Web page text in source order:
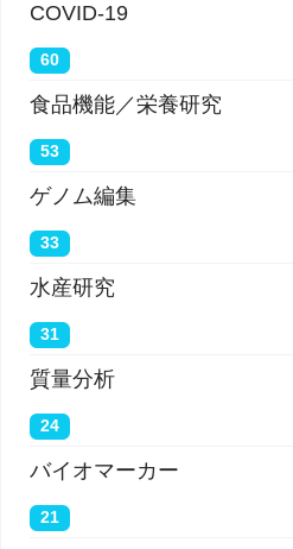
COVID-19
60
食品機能／栄養研究
53
ゲノム編集
33
水産研究
31
質量分析
24
バイオマーカー
21